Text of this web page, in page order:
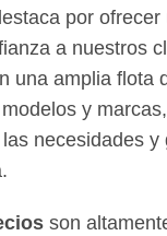
por
a nuestros
una amplia flota
y
necesidades y
son